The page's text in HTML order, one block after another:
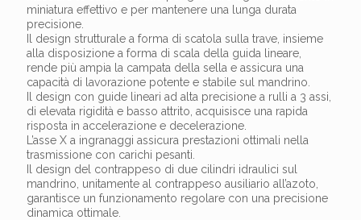
miniatura effettivo e per mantenere una lunga durata
precisione.
Il design strutturale a forma di scatola sulla trave, insieme
alla disposizione a forma di scala della guida lineare,
rende più ampia la campata della sella e assicura una
capacità di lavorazione potente e stabile sul mandrino.
Il design con guide lineari ad alta precisione a rulli a 3 assi,
di elevata rigidità e basso attrito, acquisisce una rapida
risposta in accelerazione e decelerazione.
L’asse X a ingranaggi assicura prestazioni ottimali nella
trasmissione con carichi pesanti.
Il design del contrappeso di due cilindri idraulici sul
mandrino, unitamente al contrappeso ausiliario all’azoto,
garantisce un funzionamento regolare con una precisione
dinamica ottimale.